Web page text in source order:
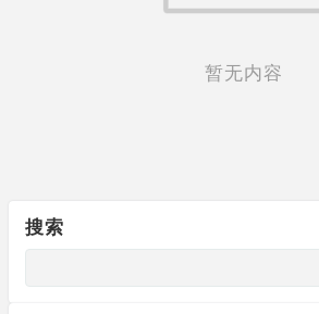
暂无内容
搜索